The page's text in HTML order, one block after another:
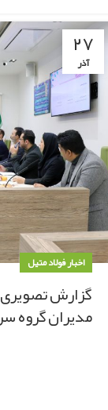
۲۷
آذر
اخبار فولاد متیل
گزارش
مدیران گروه